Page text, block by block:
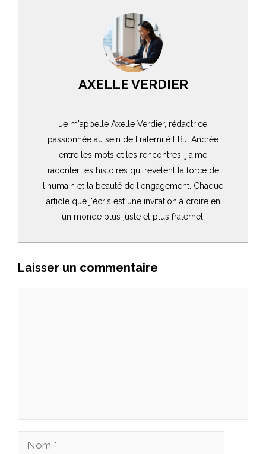
AXELLE VERDIER
Je m'appelle Axelle Verdier, rédactrice
passionnée au sein de Fraternité FBJ. Ancrée
entre les mots et les rencontres, j'aime
raconter les histoires qui révèlent la force de
l'humain et la beauté de l'engagement. Chaque
article que j'écris est une invitation à croire en
un monde plus juste et plus fraternel.
Laisser un commentaire
Nom